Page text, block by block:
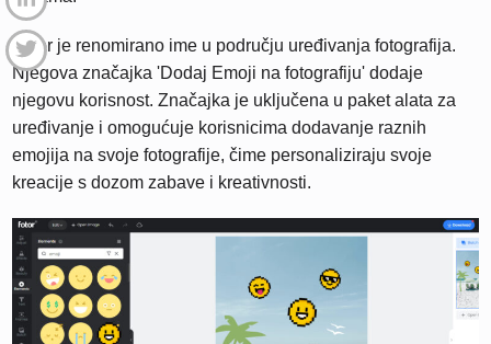
Fotor je renomirano ime u području uređivanja fotografija.
Njegova značajka 'Dodaj Emoji na fotografiju' dodaje
njegovu korisnost. Značajka je uključena u paket alata za
uređivanje i omogućuje korisnicima dodavanje raznih
emojija na svoje fotografije, čime personaliziraju svoje
kreacije s dozom zabave i kreativnosti.